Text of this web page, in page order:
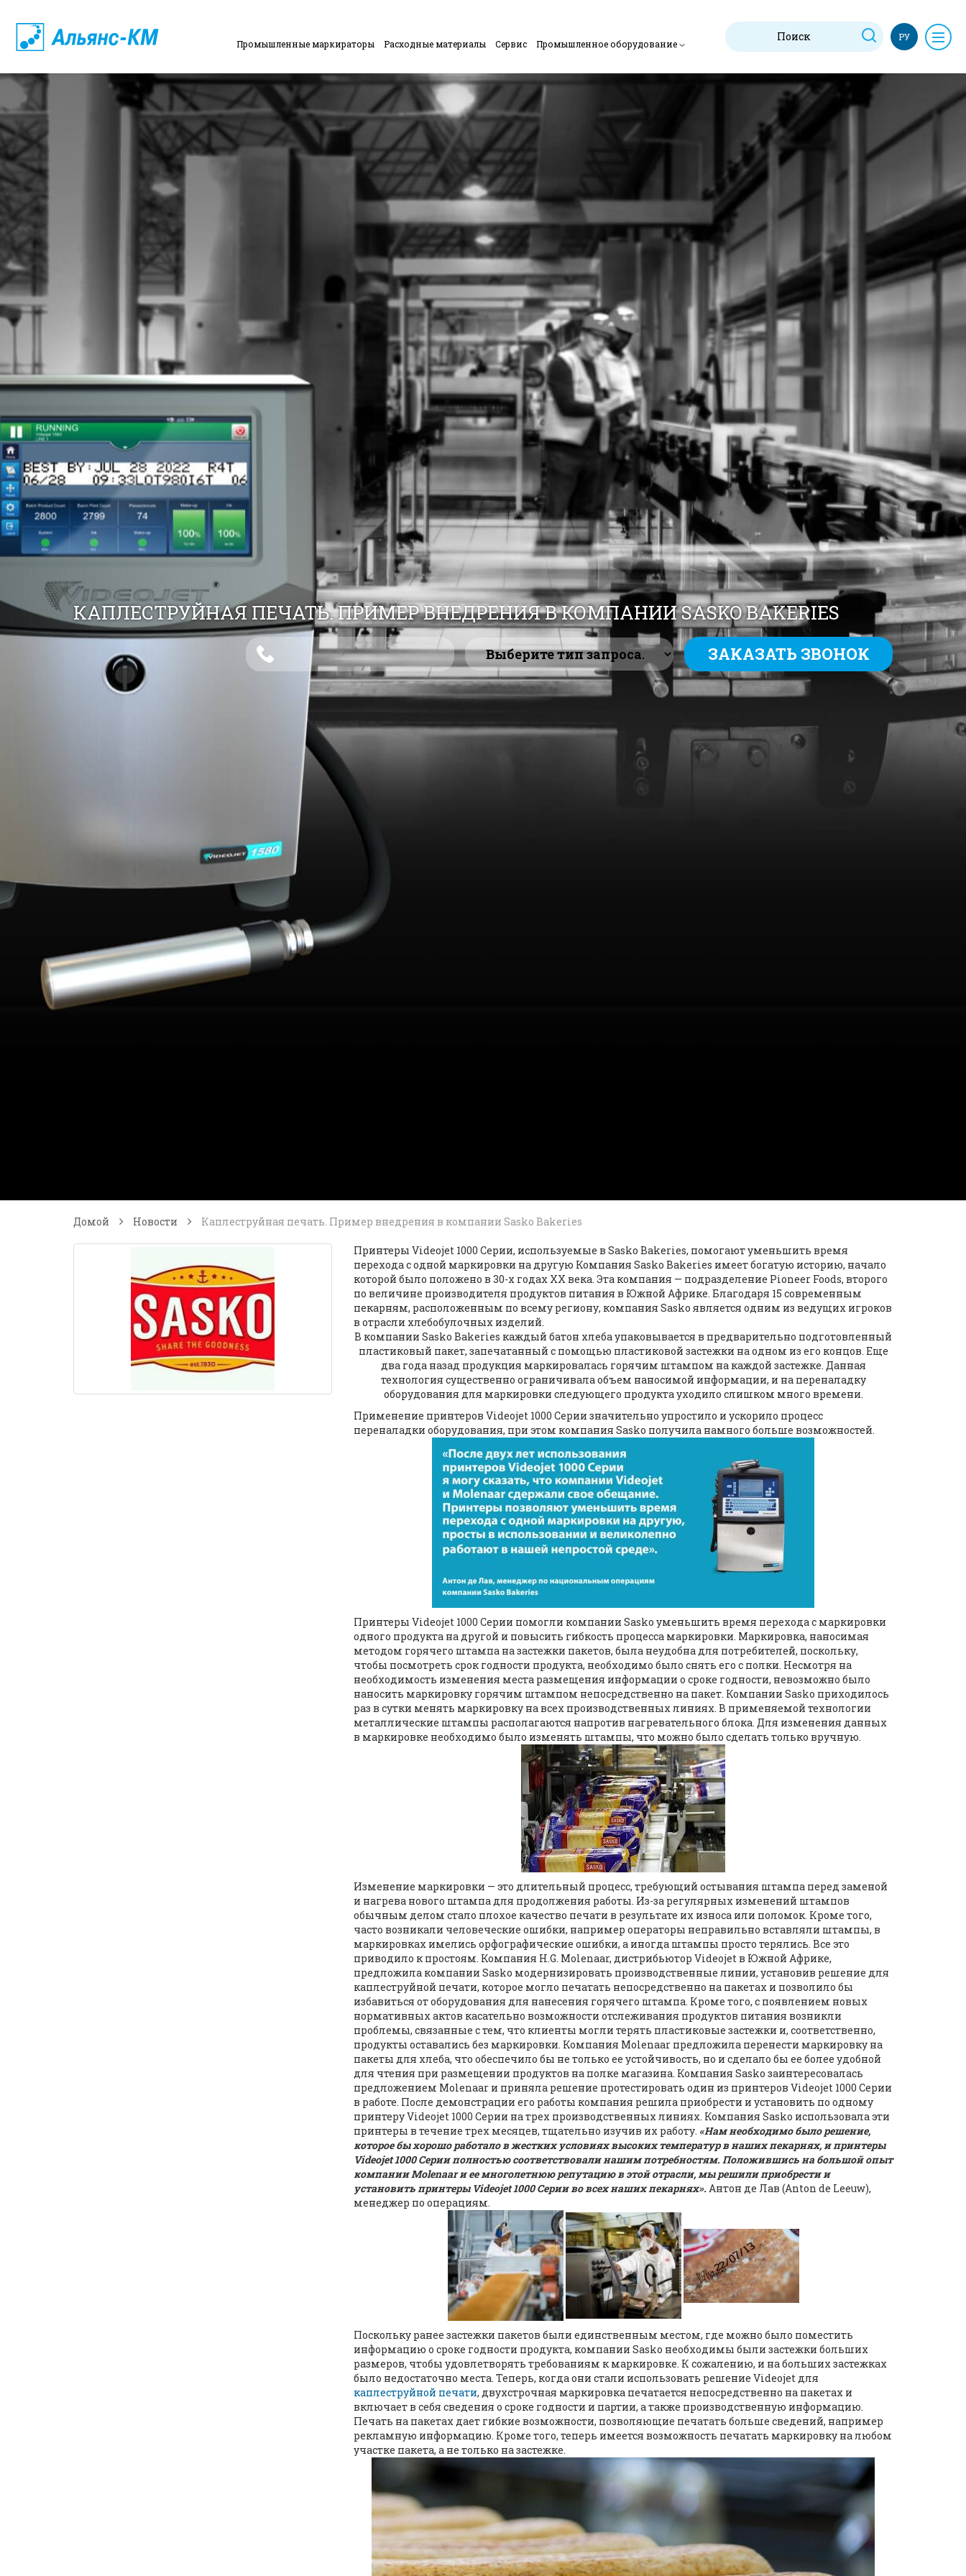
Промышленные маркираторы Расходные материалы Сервис Промышленное оборудование
РУ
КАПЛЕСТРУЙНАЯ ПЕЧАТЬ. ПРИМЕР ВНЕДРЕНИЯ В КОМПАНИИ SASKO BAKERIES
ЗАКАЗАТЬ ЗВОНОК
Домой Новости Каплеструйная печать. Пример внедрения в компании Sasko Bakeries
Принтеры Videojet 1000 Серии, используемые в Sasko Bakeries, помогают уменьшить время
перехода с одной маркировки на другую Компания Sasko Bakeries имеет богатую историю, начало
которой было положено в 30-х годах XX века. Эта компания — подразделение Pioneer Foods, второго
по величине производителя продуктов питания в Южной Африке. Благодаря 15 современным
пекарням, расположенным по всему региону, компания Sasko является одним из ведущих игроков
в отрасли хлебобулочных изделий.
В компании Sasko Bakeries каждый батон хлеба упаковывается в предварительно подготовленный
пластиковый пакет, запечатанный с помощью пластиковой застежки на одном из его концов. Еще
два года назад продукция маркировалась горячим штампом на каждой застежке. Данная
технология существенно ограничивала объем наносимой информации, и на переналадку
оборудования для маркировки следующего продукта уходило слишком много времени.
Применение принтеров Videojet 1000 Серии значительно упростило и ускорило процесс
переналадки оборудования, при этом компания Sasko получила намного больше возможностей.
Принтеры Videojet 1000 Серии помогли компании Sasko уменьшить время перехода с маркировки
одного продукта на другой и повысить гибкость процесса маркировки. Маркировка, наносимая
методом горячего штампа на застежки пакетов, была неудобна для потребителей, поскольку,
чтобы посмотреть срок годности продукта, необходимо было снять его с полки. Несмотря на
необходимость изменения места размещения информации о сроке годности, невозможно было
наносить маркировку горячим штампом непосредственно на пакет. Компании Sasko приходилось
раз в сутки менять маркировку на всех производственных линиях. В применяемой технологии
металлические штампы располагаются напротив нагревательного блока. Для изменения данных
в маркировке необходимо было изменять штампы, что можно было сделать только вручную.
Изменение маркировки — это длительный процесс, требующий остывания штампа перед заменой
и нагрева нового штампа для продолжения работы. Из-за регулярных изменений штампов
обычным делом стало плохое качество печати в результате их износа или поломок. Кроме того,
часто возникали человеческие ошибки, например операторы неправильно вставляли штампы, в
маркировках имелись орфографические ошибки, а иногда штампы просто терялись. Все это
приводило к простоям. Компания H.G. Molenaar, дистрибьютор Videojet в Южной Африке,
предложила компании Sasko модернизировать производственные линии, установив решение для
каплеструйной печати, которое могло печатать непосредственно на пакетах и позволило бы
избавиться от оборудования для нанесения горячего штампа. Кроме того, с появлением новых
нормативных актов касательно возможности отслеживания продуктов питания возникли
проблемы, связанные с тем, что клиенты могли терять пластиковые застежки и, соответственно,
продукты оставались без маркировки. Компания Molenaar предложила перенести маркировку на
пакеты для хлеба, что обеспечило бы не только ее устойчивость, но и сделало бы ее более удобной
для чтения при размещении продуктов на полке магазина. Компания Sasko заинтересовалась
предложением Molenaar и приняла решение протестировать один из принтеров Videojet 1000 Серии
в работе. После демонстрации его работы компания решила приобрести и установить по одному
принтеру Videojet 1000 Серии на трех производственных линиях. Компания Sasko использовала эти
принтеры в течение трех месяцев, тщательно изучив их работу. «Нам необходимо было решение,
которое бы хорошо работало в жестких условиях высоких температур в наших пекарнях, и принтеры
Videojet 1000 Серии полностью соответствовали нашим потребностям. Положившись на большой опыт
компании Molenaar и ее многолетнюю репутацию в этой отрасли, мы решили приобрести и
установить принтеры Videojet 1000 Серии во всех наших пекарнях».Антон де Лав (Anton de Leeuw),
менеджер по операциям.
Поскольку ранее застежки пакетов были единственным местом, где можно было поместить
информацию о сроке годности продукта, компании Sasko необходимы были застежки больших
размеров, чтобы удовлетворять требованиям к маркировке. К сожалению, и на больших застежках
было недостаточно места. Теперь, когда они стали использовать решение Videojet для
каплеструйной печати, двухстрочная маркировка печатается непосредственно на пакетах и
включает в себя сведения о сроке годности и партии, а также производственную информацию.
Печать на пакетах дает гибкие возможности, позволяющие печатать больше сведений, например
рекламную информацию. Кроме того, теперь имеется возможность печатать маркировку на любом
участке пакета, а не только на застежке.